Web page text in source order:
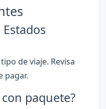
de viaje. Revisa
pagar.
paquete?